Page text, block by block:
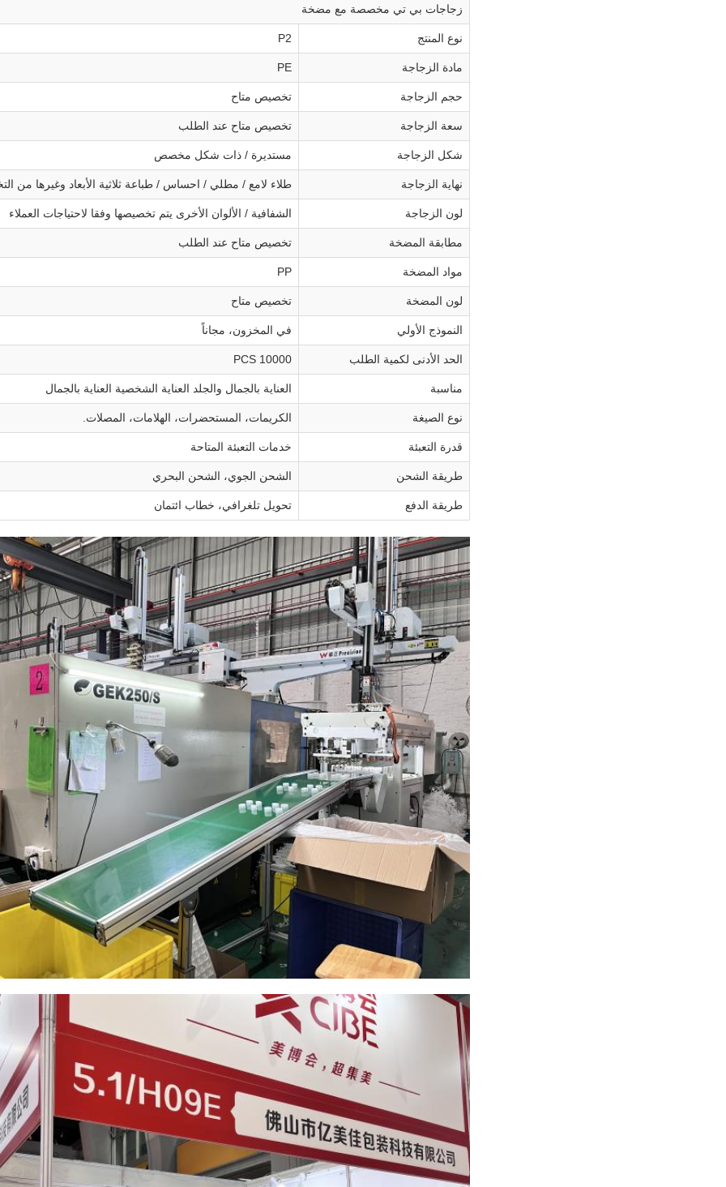
زجاجات بي تي مخصصة مع مضخة
نوع المنتج P2
مادة الزجاجة PE
حجم الزجاجة تخصيص متاح
سعة الزجاجة تخصيص متاح عند الطلب
شكل الزجاجة مستديرة / ذات شكل مخصص
نهاية الزجاجة طلاء لامع / مطلي / احساس / طباعة ثلاثية الأبعاد وغيرها من
لون الزجاجة الشفافية / الألوان الأخرى يتم تخصيصها وفقا لاحتياجات العملاء
مطابقة المضخة تخصيص متاح عند الطلب
مواد المضخة PP
لون المضخة تخصيص متاح
النموذج الأولي في المخزون، مجاناً
الحد الأدنى لكمية الطلب 10000 PCS
مناسبة العناية بالجمال والجلد العناية الشخصية العناية بالجمال
نوع الصيغة الكريمات، المستحضرات، الهلامات، المصلات.
قدرة التعبئة خدمات التعبئة المتاحة
طريقة الشحن الشحن الجوي، الشحن البحري
طريقة الدفع تحويل تلغرافي، خطاب ائتمان